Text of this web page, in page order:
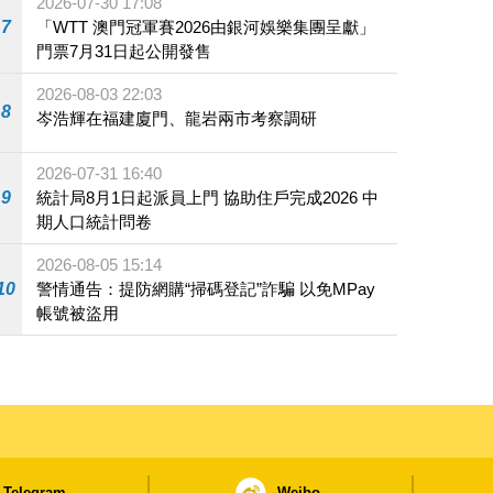
7
「WTT 澳門冠軍賽2026由銀河娛樂集團呈獻」
門票7月31日起公開發售
8
2026-08-03 22:03
岑浩輝在福建廈門、龍岩兩市考察調研
9
2026-07-31 16:40
統計局8月1日起派員上門 協助住戶完成2026 中
期人口統計問卷
2026-08-05 15:14
警情通告：提防網購“掃碼登記”詐騙 以免MPay
帳號被盜用